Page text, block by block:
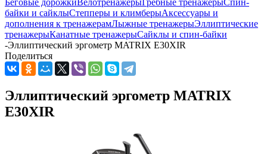
Беговые дорожкиВелотренажерыГребные тренажерыСпин-
байки и сайклыСтепперы и климберыАксессуары и
дополнения к тренажерамЛыжные тренажерыЭллиптические
тренажерыКанатные тренажерыСайклы и спин-байки
-Эллиптический эргометр MATRIX E30XIR
Поделиться
Эллиптический эргометр MATRIX
E30XIR